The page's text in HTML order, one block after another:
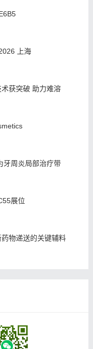
上海
获突破 助力难溶
牙周炎局部治疗带
展位
物递送的关键辅料